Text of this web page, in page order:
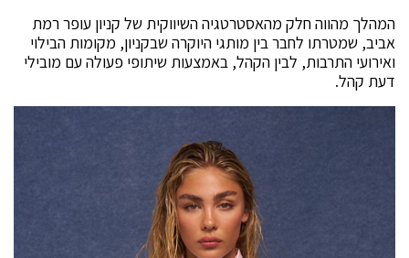
המהלך מהווה חלק מהאסטרטגיה השיווקית של קניון עופר רמת
אביב, שמטרתו לחבר בין מותגי היוקרה שבקניון, מקומות הבילוי
ואירועי התרבות, לבין הקהל, באמצעות שיתופי פעולה עם מובילי
דעת קהל.